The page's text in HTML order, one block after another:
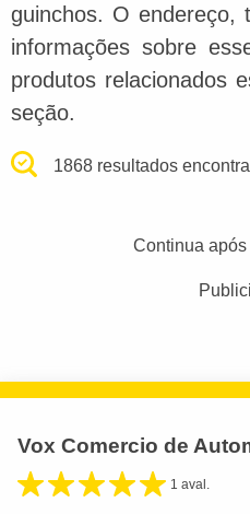
guinchos. O endereço,
informações sobre
produtos relacionados
seção.
1868 resultados
Continua
Vox Comercio de
1 aval.